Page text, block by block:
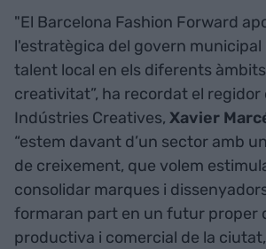
"El Barcelona Fashion Forward
l'estratègica del govern municipal
talent local en els diferents
creativitat”, ha recordat el regidor
Indústries Creatives, Xavier
“estem davant d’un sector amb
de creixement, que volem
consolidar marques i
formaran part en un futur proper
productiva i comercial de la